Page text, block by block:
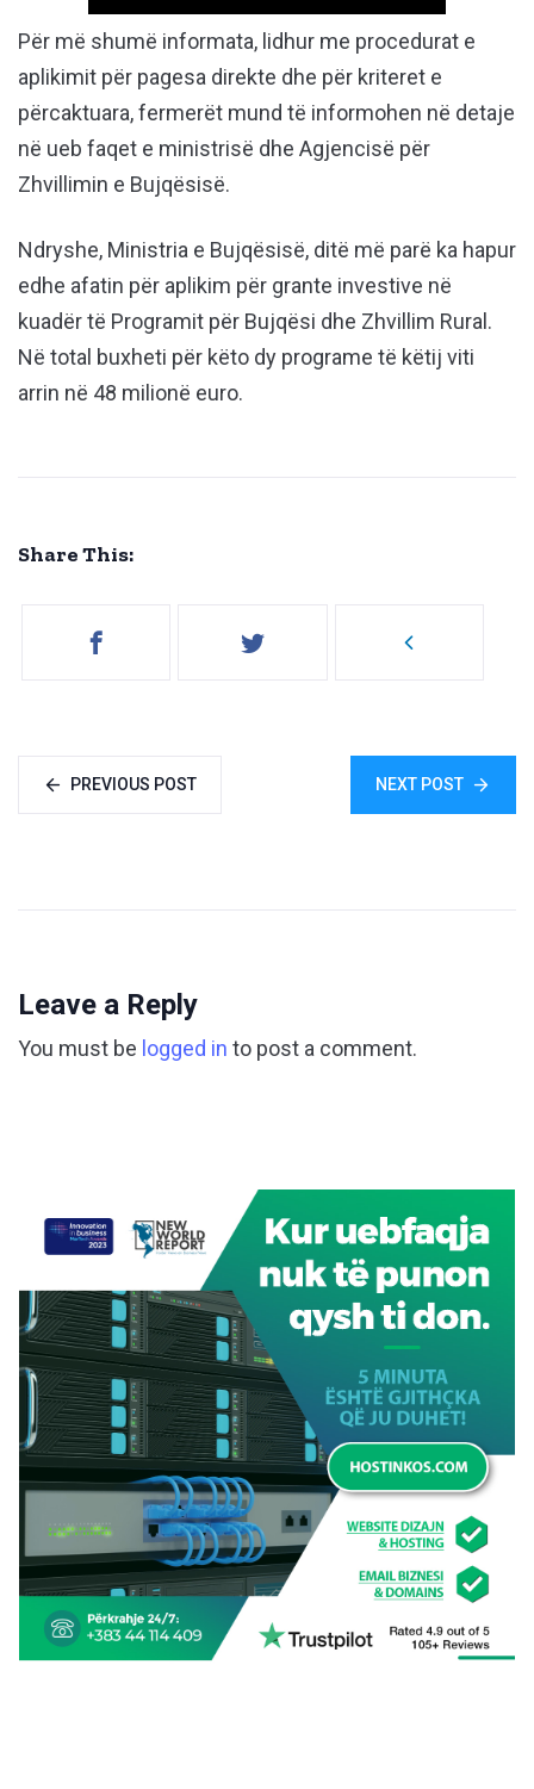
Për më shumë informata, lidhur me procedurat e
aplikimit për pagesa direkte dhe për kriteret e
përcaktuara, fermerët mund të informohen në detaje
në ueb faqet e ministrisë dhe Agjencisë për
Zhvillimin e Bujqësisë.
Ndryshe, Ministria e Bujqësisë, ditë më parë ka hapur
edhe afatin për aplikim për grante investive në
kuadër të Programit për Bujqësi dhe Zhvillim Rural.
Në total buxheti për këto dy programe të këtij viti
arrin në 48 milionë euro.
Share This:
PREVIOUS POST NEXT POST
Leave a Reply
You must be logged in to post a comment.